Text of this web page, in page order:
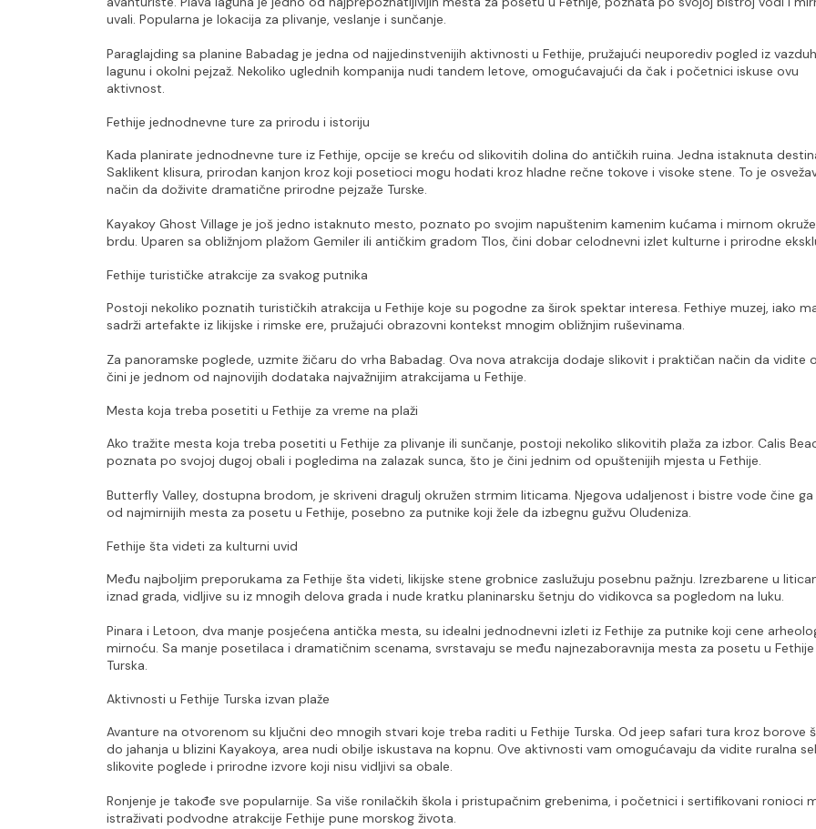
uvali. Popularna je lokacija za plivanje, veslanje i sunčanje.
Paraglajding sa planine Babadag je jedna od najjedinstvenijih aktivnosti u Fethije, pružajući neuporediv pogled iz
lagunu i okolni pejzaž. Nekoliko uglednih kompanija nudi tandem letove, omogućavajući da čak i početnici iskuse ovu
aktivnost.
Fethije jednodnevne ture za prirodu i istoriju
Kada planirate jednodnevne ture iz Fethije, opcije se kreću od slikovitih dolina do antičkih ruina. Jedna istaknuta
Saklikent klisura, prirodan kanjon kroz koji posetioci mogu hodati kroz hladne rečne tokove i visoke stene. To je
način da doživite dramatične prirodne pejzaže Turske.
Kayakoy Ghost Village je još jedno istaknuto mesto, poznato po svojim napuštenim kamenim kućama i mirnom
brdu. Uparen sa obližnjom plažom Gemiler ili antičkim gradom Tlos, čini dobar celodnevni izlet kulturne i prirodne
Fethije turističke atrakcije za svakog putnika
Postoji nekoliko poznatih turističkih atrakcija u Fethije koje su pogodne za širok spektar interesa. Fethiye muzej, iako
sadrži artefakte iz likijske i rimske ere, pružajući obrazovni kontekst mnogim obližnjim ruševinama.
Za panoramske poglede, uzmite žičaru do vrha Babadag. Ova nova atrakcija dodaje slikovit i praktičan način da vidite
čini je jednom od najnovijih dodataka najvažnijim atrakcijama u Fethije.
Mesta koja treba posetiti u Fethije za vreme na plaži
Ako tražite mesta koja treba posetiti u Fethije za plivanje ili sunčanje, postoji nekoliko slikovitih plaža za izbor. Calis
poznata po svojoj dugoj obali i pogledima na zalazak sunca, što je čini jednim od opuštenijih mjesta u Fethije.
Butterfly Valley, dostupna brodom, je skriveni dragulj okružen strmim liticama. Njegova udaljenost i bistre vode čine
od najmirnijih mesta za posetu u Fethije, posebno za putnike koji žele da izbegnu gužvu Oludeniza.
Fethije šta videti za kulturni uvid
Među najboljim preporukama za Fethije šta videti, likijske stene grobnice zaslužuju posebnu pažnju. Izrezbarene u
iznad grada, vidljive su iz mnogih delova grada i nude kratku planinarsku šetnju do vidikovca sa pogledom na luku.
Pinara i Letoon, dva manje posjećena antička mesta, su idealni jednodnevni izleti iz Fethije za putnike koji cene
mirnoću. Sa manje posetilaca i dramatičnim scenama, svrstavaju se među najnezaboravnija mesta za posetu u Fethije
Turska.
Aktivnosti u Fethije Turska izvan plaže
Avanture na otvorenom su ključni deo mnogih stvari koje treba raditi u Fethije Turska. Od jeep safari tura kroz borove
do jahanja u blizini Kayakoya, area nudi obilje iskustava na kopnu. Ove aktivnosti vam omogućavaju da vidite ruralna
slikovite poglede i prirodne izvore koji nisu vidljivi sa obale.
Ronjenje je takođe sve popularnije. Sa više ronilačkih škola i pristupačnim grebenima, i početnici i sertifikovani ronioci
istraživati podvodne atrakcije Fethije pune morskog života.